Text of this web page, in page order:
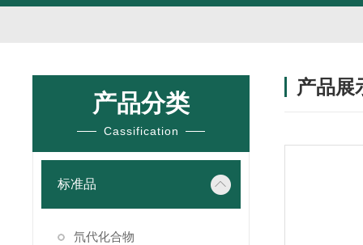
产品分类
Cassification
标准品
氘代化合物
产品展